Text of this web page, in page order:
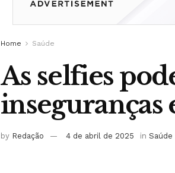
Home Saúde
As selfies
inseguranças
by Redação 4 de abril de 2025 in Saúde